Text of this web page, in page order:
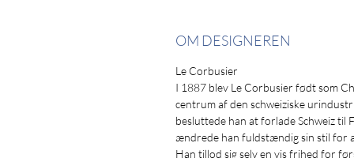
OM DESIGNEREN
Le Corbusier
I 1887 blev Le Corbusier født som
centrum af den schweiziske
besluttede han at forlade Schweiz til
ændrede han fuldstændig sin stil for
Han tillod sig selv en vis frihed for